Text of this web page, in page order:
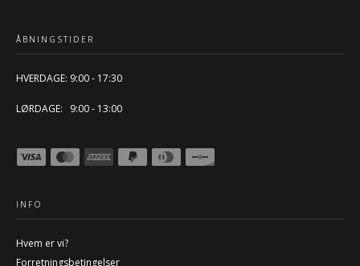
ÅBNINGSTIDER
HVERDAGE: 9:00 - 17:30
LØRDAGE: 9:00 - 13:00
INFO
Hvem er vi?
Forretningsbetingelser